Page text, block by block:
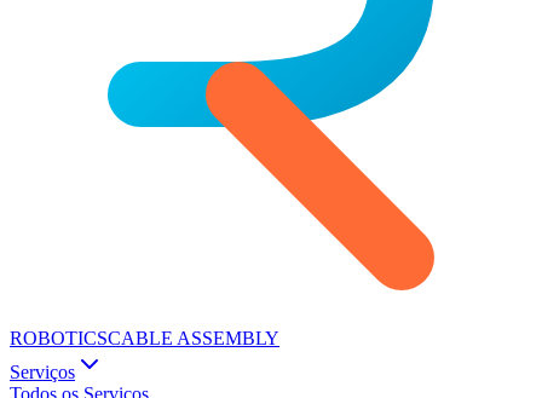
ROBOTICSCABLE ASSEMBLY
Serviços
Todos os Serviços